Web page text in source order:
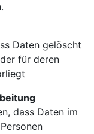
Daten gelöscht
für deren
dass Daten im